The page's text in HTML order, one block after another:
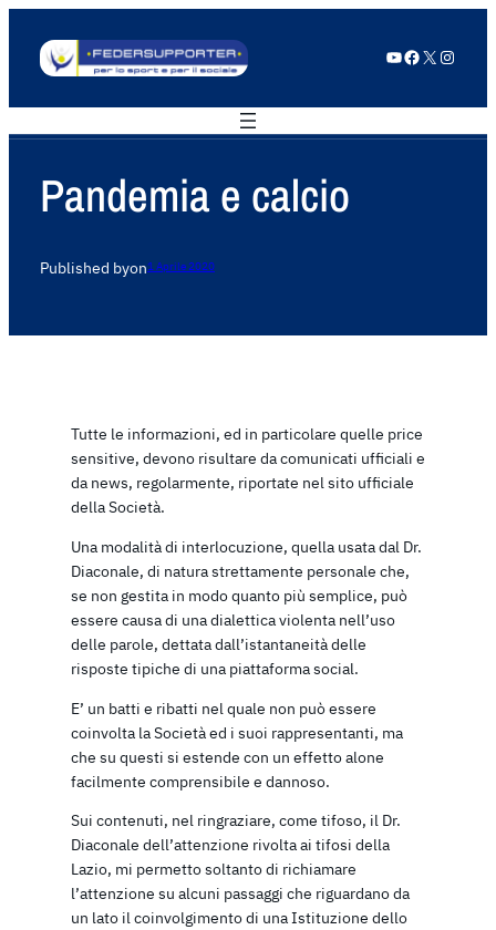
YouTube Facebook X Instagram
Pandemia e calcio
Published byon1 Aprile 2020
Tutte le informazioni, ed in particolare quelle price
sensitive, devono risultare da comunicati ufficiali e
da news, regolarmente, riportate nel sito ufficiale
della Società.
Una modalità di interlocuzione, quella usata dal Dr.
Diaconale, di natura strettamente personale che,
se non gestita in modo quanto più semplice, può
essere causa di una dialettica violenta nell’uso
delle parole, dettata dall’istantaneità delle
risposte tipiche di una piattaforma social.
E’ un batti e ribatti nel quale non può essere
coinvolta la Società ed i suoi rappresentanti, ma
che su questi si estende con un effetto alone
facilmente comprensibile e dannoso.
Sui contenuti, nel ringraziare, come tifoso, il Dr.
Diaconale dell’attenzione rivolta ai tifosi della
Lazio, mi permetto soltanto di richiamare
l’attenzione su alcuni passaggi che riguardano da
un lato il coinvolgimento di una Istituzione dello